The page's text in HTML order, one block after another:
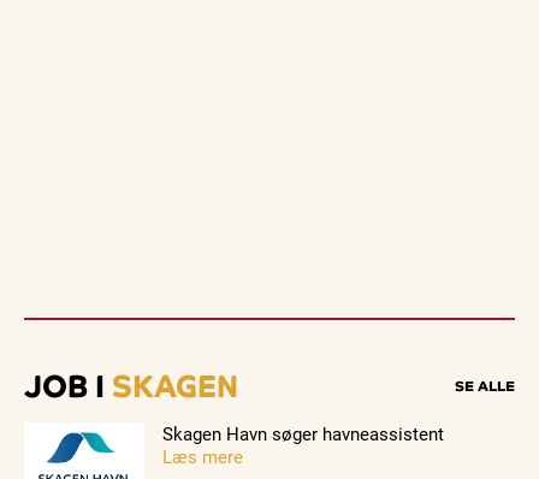
JOB I SKAGEN SE ALLE
Skagen Havn søger havneassistent
Læs mere